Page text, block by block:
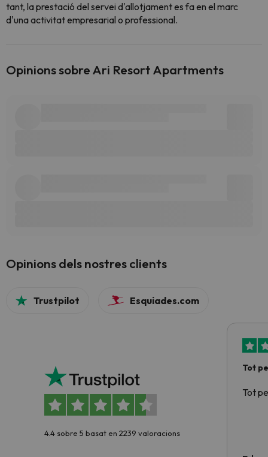
tant, la prestació del servei d'allotjament es fa en el marc
d'una activitat empresarial o professional.
Opinions sobre Ari Resort Apartments
Opinions dels nostres clients
Trustpilot Esquiades.com
4.4 sobre 5 basat en 2239 valoracions
Tot
Tot